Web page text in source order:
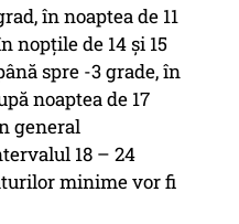
în noaptea de 11
nopțile de 14 și 15
spre -3 grade, în
noaptea de 17
general
18 – 24
minime vor fi